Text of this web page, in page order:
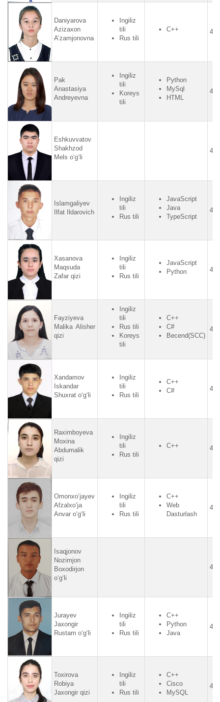
Daniyarova
Azizaxon
A’zamjonovna
Ingiliz
tili
Rus tili
C++
Pak
Anastasiya
Andreyevna
Ingiliz
tili
Koreys
tili
Python
MySql
HTML
Eshkuvvatov
Shakhzod
Mels o‘g‘li
Islamgaliyev
Ilfat Ildarovich
Ingiliz
tili
Rus tili
JavaScript
Java
TypeScript
Xasanova
Maqsuda
Zafar qizi
Ingiliz
tili
Rus tili
JavaScript
Python
Fayziyeva
Malika Alisher
qizi
Ingiliz
tili
Rus tili
Koreys
tili
C++
C#
Becend(SCC)
Xandamov
Iskandar
Shuxrat o‘g‘li
Ingiliz
tili
Rus tili
C++
C#
Raximboyeva
Moxina
Abdumalik
qizi
Ingiliz
tili
Rus tili
C++
Omonxo‘jayev
Afzalxo‘ja
Anvar o‘g‘li
Ingiliz
tili
Rus tili
C++
Web
Dasturlash
Isaqjonov
Nozimjon
Boxodirjon
o‘g‘li
Jurayev
Jaxongir
Rustam o‘g‘li
Ingiliz
tili
Rus tili
C++
Python
Java
Toxirova
Robiya
Jaxongir qizi
Ingiliz
tili
Rus tili
C++
Cisco
MySQL